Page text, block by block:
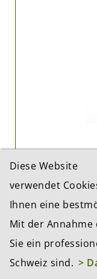
Diese Website
verwendet
Ihnen eine
Mit der Annahme
Sie ein
Schweiz sind. >